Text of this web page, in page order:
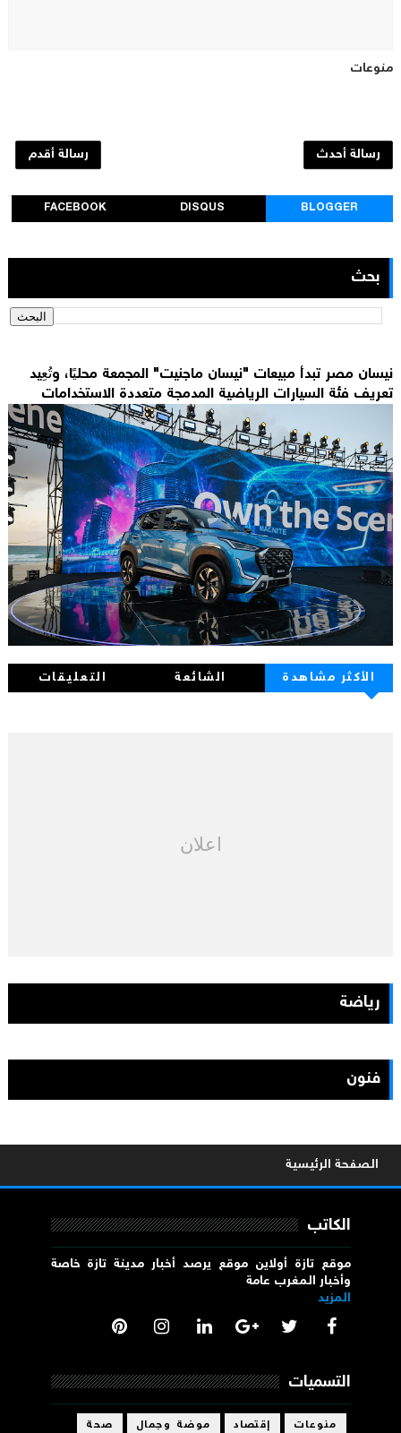
منوعات
رسالة أحدث رسالة أقدم
BLOGGER
DISQUS
FACEBOOK
بحث
نيسان مصر تبدأ مبيعات "نيسان ماجنيت" المجمعة محليًا، وتُعِيد
تعريف فئة السيارات الرياضية المدمجة متعددة الاستخدامات
الأكثر مشاهدة الشائعة التعليقات
اعلان
رياضة
فنون
الصفحة الرئيسية
الكاتب
موقع تازة أولاين موقع يرصد أخبار مدينة تازة خاصة
وأخبار المغرب عامة
المزيد
التسميات
منوعات إقتصاد موضة وجمال صحة